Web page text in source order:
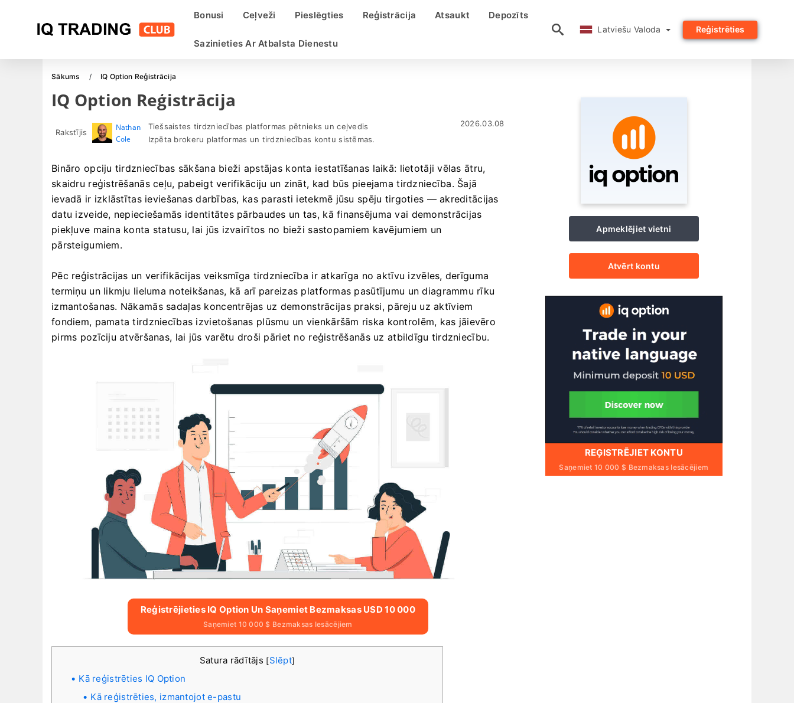
Bonusi Ceļveži Pieslēgties Reģistrācija Atsaukt Depozīts
Sazinieties Ar Atbalsta Dienestu
Latviešu Valoda Reģistrēties
Sākums IQ Option Reģistrācija
IQ Option Reģistrācija
Rakstījis
Nathan
Cole
Tiešsaistes tirdzniecības platformas pētnieks un ceļvedis
Izpēta brokeru platformas un tirdzniecības kontu sistēmas.
2026.03.08
Bināro opciju tirdzniecības sākšana bieži apstājas konta iestatīšanas laikā: lietotāji vēlas ātru,
skaidru reģistrēšanās ceļu, pabeigt verifikāciju un zināt, kad būs pieejama tirdzniecība. Šajā
ievadā ir izklāstītas ieviešanas darbības, kas parasti ietekmē jūsu spēju tirgoties — akreditācijas
datu izveide, nepieciešamās identitātes pārbaudes un tas, kā finansējuma vai demonstrācijas
piekļuve maina konta statusu, lai jūs izvairītos no bieži sastopamiem kavējumiem un
pārsteigumiem.
Pēc reģistrācijas un verifikācijas veiksmīga tirdzniecība ir atkarīga no aktīvu izvēles, derīguma
termiņu un likmju lieluma noteikšanas, kā arī pareizas platformas pasūtījumu un diagrammu rīku
izmantošanas. Nākamās sadaļas koncentrējas uz demonstrācijas praksi, pāreju uz aktīviem
fondiem, pamata tirdzniecības izvietošanas plūsmu un vienkāršām riska kontrolēm, kas jāievēro
pirms pozīciju atvēršanas, lai jūs varētu droši pāriet no reģistrēšanās uz atbildīgu tirdzniecību.
Reģistrējieties IQ Option Un Saņemiet Bezmaksas USD 10 000
Saņemiet 10 000 $ Bezmaksas Iesācējiem
Satura rādītājs [Slēpt]
Kā reģistrēties IQ Option
Kā reģistrēties, izmantojot e-pastu
Apmeklējiet vietni
Atvērt kontu
REĢISTRĒJIET KONTU
Saņemiet 10 000 $ Bezmaksas Iesācējiem